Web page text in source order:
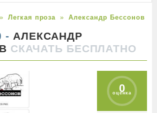
Легкая проза Александр Бессонов
- АЛЕКСАНДР
СКАЧАТЬ БЕСПЛАТНО
0
оценка